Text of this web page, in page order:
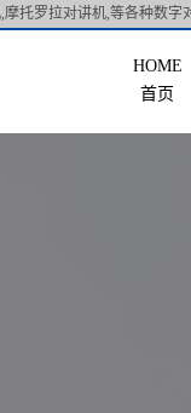
托罗拉对讲机,等各种数字
首页